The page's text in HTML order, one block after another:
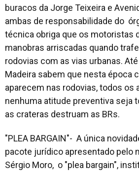
buracos da Jorge Teixeira e
ambas de responsabilidade do
técnica obriga que os motoristas
manobras arriscadas quando
rodovias com as vias urbanas.
Madeira sabem que nesta época
aparecem nas rodovias, todos os
nenhuma atitude preventiva seja
as crateras destruam as BRs.
"PLEA BARGAIN"- A única
pacote jurídico apresentado pelo
Sérgio Moro, o "plea bargain",